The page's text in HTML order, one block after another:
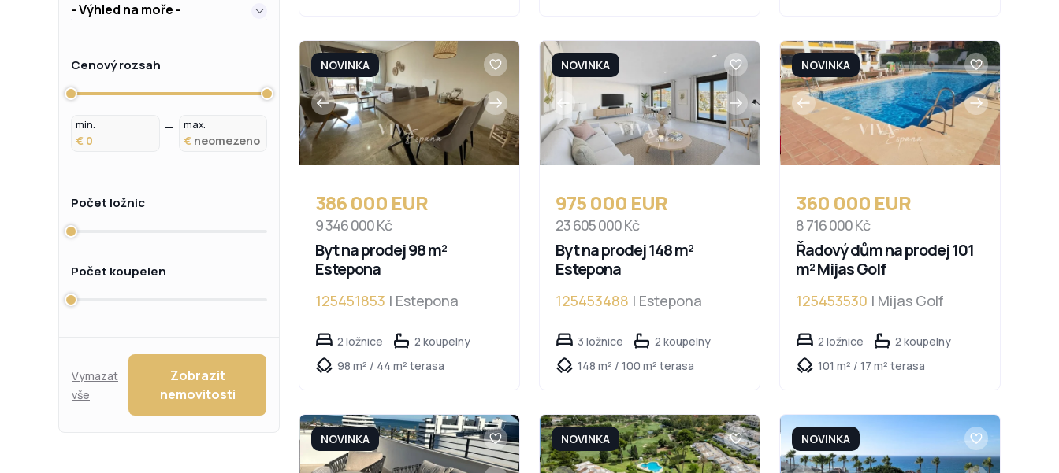
- Výhled na moře -
Cenový rozsah
min.
€
max.
€
Počet ložnic
Počet koupelen
Vymazat
vše
Zobrazit
nemovitosti
NOVINKA
386 000 EUR
9 346 000 Kč
Byt na prodej 98 m²
Estepona
125451853 | Estepona
2 ložnice
2 koupelny
98 m² / 44 m² terasa
NOVINKA
975 000 EUR
23 605 000 Kč
Byt na prodej 148 m²
Estepona
125453488 | Estepona
3 ložnice
2 koupelny
148 m² / 100 m² terasa
NOVINKA
360 000 EUR
8 716 000 Kč
Řadový dům na prodej 101
m² Mijas Golf
125453530 | Mijas Golf
2 ložnice
2 koupelny
101 m² / 17 m² terasa
NOVINKA NOVINKA NOVINKA